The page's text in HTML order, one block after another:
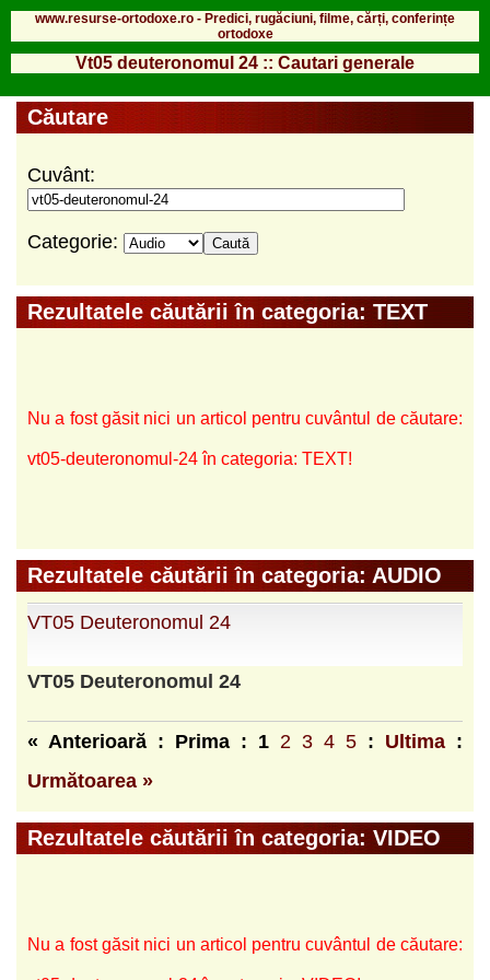
www.resurse-ortodoxe.ro - Predici, rugăciuni, filme, cărți, conferințe
ortodoxe
Vt05 deuteronomul 24 :: Cautari generale
Căutare
Cuvânt:
Categorie:
Rezultatele căutării în categoria: TEXT
Nu a fost găsit nici un articol pentru cuvântul de căutare:
vt05-deuteronomul-24 în categoria: TEXT!
Rezultatele căutării în categoria: AUDIO
VT05 Deuteronomul 24
VT05 Deuteronomul 24
« Anterioară : Prima : 1 2 3 4 5 : Ultima :
Următoarea »
Rezultatele căutării în categoria: VIDEO
Nu a fost găsit nici un articol pentru cuvântul de căutare: